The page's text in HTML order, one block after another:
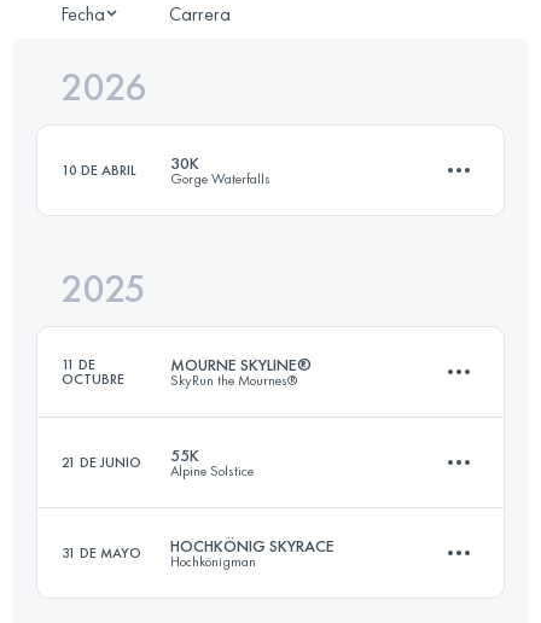
Fecha Carrera
2026
10 DE ABRIL 30K
Gorge Waterfalls
Inicia sesión para ver el UTMB Index
2025
11 DE
OCTUBRE
MOURNE SKYLINE®
SkyRun the Mournes®
21 DE JUNIO 55K
Alpine Solstice
31 DE MAYO HOCHKÖNIG SKYRACE
Hochkönigman